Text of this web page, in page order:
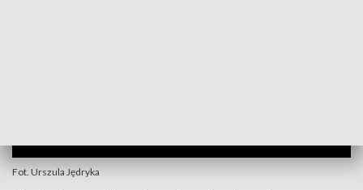
Fot. Urszula Jędryka